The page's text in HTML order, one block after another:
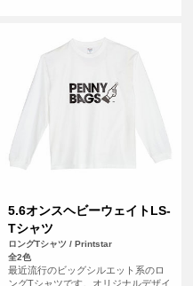
5.6オンスヘビーウェイトLS-
Tシャツ
ロングTシャツ / Printstar
全2色
最近流行のビッグシルエット系のロ
ングTシャツです。オリジナルデザイ